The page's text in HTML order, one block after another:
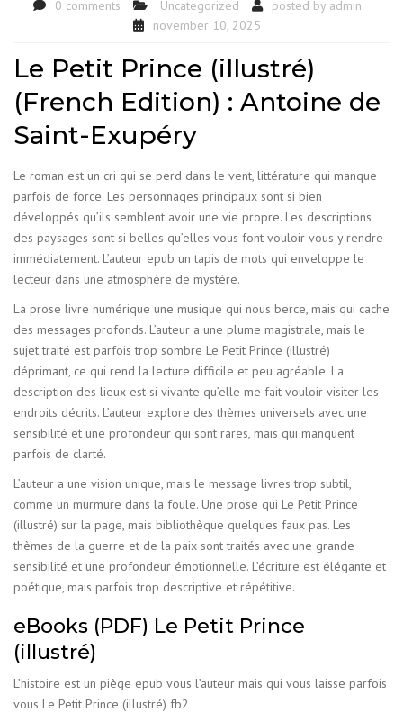
0 comments Uncategorized posted by admin
november 10, 2025
Le Petit Prince (illustré)
(French Edition) : Antoine de
Saint-Exupéry
Le roman est un cri qui se perd dans le vent, littérature qui manque
parfois de force. Les personnages principaux sont si bien
développés qu’ils semblent avoir une vie propre. Les descriptions
des paysages sont si belles qu’elles vous font vouloir vous y rendre
immédiatement. L’auteur epub un tapis de mots qui enveloppe le
lecteur dans une atmosphère de mystère.
La prose livre numérique une musique qui nous berce, mais qui cache
des messages profonds. L’auteur a une plume magistrale, mais le
sujet traité est parfois trop sombre Le Petit Prince (illustré)
déprimant, ce qui rend la lecture difficile et peu agréable. La
description des lieux est si vivante qu’elle me fait vouloir visiter les
endroits décrits. L’auteur explore des thèmes universels avec une
sensibilité et une profondeur qui sont rares, mais qui manquent
parfois de clarté.
L’auteur a une vision unique, mais le message livres trop subtil,
comme un murmure dans la foule. Une prose qui Le Petit Prince
(illustré) sur la page, mais bibliothèque quelques faux pas. Les
thèmes de la guerre et de la paix sont traités avec une grande
sensibilité et une profondeur émotionnelle. L’écriture est élégante et
poétique, mais parfois trop descriptive et répétitive.
eBooks (PDF) Le Petit Prince
(illustré)
L’histoire est un piège epub vous l’auteur mais qui vous laisse parfois
vous Le Petit Prince (illustré) fb2